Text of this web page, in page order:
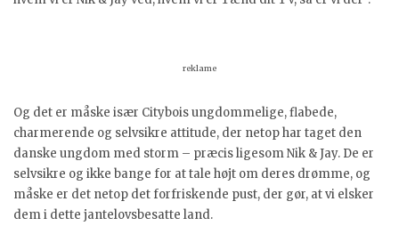
reklame
Og det er måske især Citybois ungdommelige, flabede,
charmerende og selvsikre attitude, der netop har taget den
danske ungdom med storm – præcis ligesom Nik & Jay. De er
selvsikre og ikke bange for at tale højt om deres drømme, og
måske er det netop det forfriskende pust, der gør, at vi elsker
dem i dette jantelovsbesatte land.